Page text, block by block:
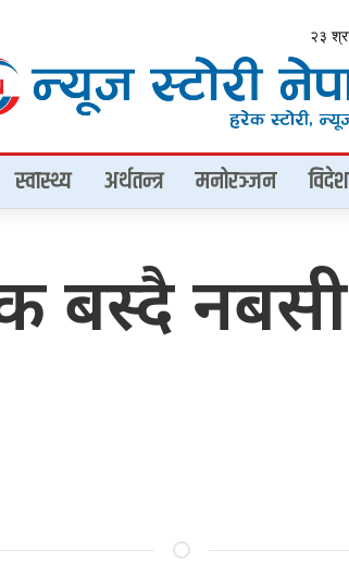
२३
स्वास्थ्य अर्थतन्त्र मनोरञ्जन विदेश
बस्दै